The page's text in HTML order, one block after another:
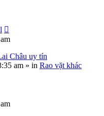
Châu uy tín
am » in Rao vặt khác